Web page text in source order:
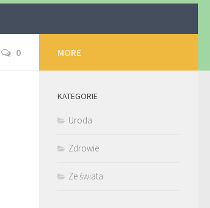
0 MORE
KATEGORIE
Uroda
Zdrowie
Ze świata